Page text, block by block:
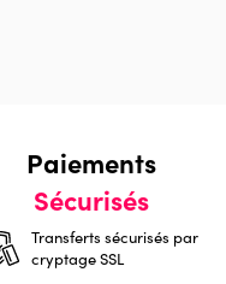
Paiements
Sécurisés
Transferts sécurisés par
cryptage SSL